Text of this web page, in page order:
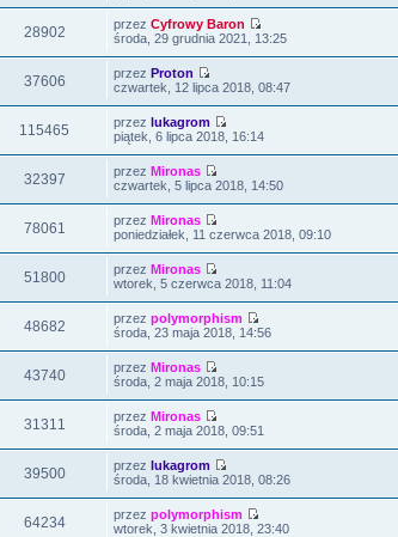
28902 przezCyfrowy Baron
środa, 29 grudnia 2021, 13:25
37606 przezProton
czwartek, 12 lipca 2018, 08:47
115465 przezlukagrom
piątek, 6 lipca 2018, 16:14
32397 przezMironas
czwartek, 5 lipca 2018, 14:50
78061 przezMironas
poniedziałek, 11 czerwca 2018, 09:10
51800 przezMironas
wtorek, 5 czerwca 2018, 11:04
48682 przezpolymorphism
środa, 23 maja 2018, 14:56
43740 przezMironas
środa, 2 maja 2018, 10:15
31311 przezMironas
środa, 2 maja 2018, 09:51
39500 przezlukagrom
środa, 18 kwietnia 2018, 08:26
64234 przezpolymorphism
wtorek, 3 kwietnia 2018, 23:40